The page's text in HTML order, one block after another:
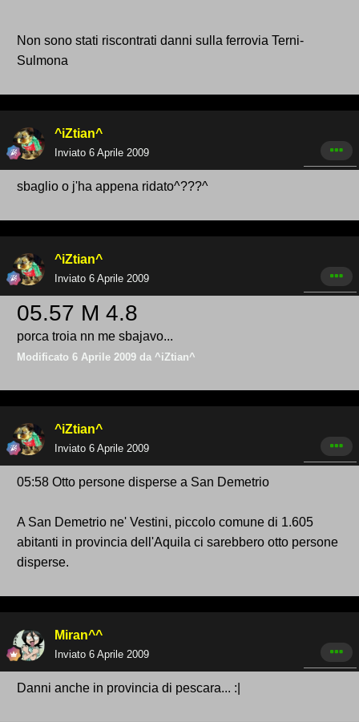
Non sono stati riscontrati danni sulla ferrovia Terni-
Sulmona
^iZtian^
Inviato 6 Aprile 2009
sbaglio o j'ha appena ridato^???^
^iZtian^
Inviato 6 Aprile 2009
05.57 M 4.8
porca troia nn me sbajavo...
Modificato 6 Aprile 2009 da ^iZtian^
^iZtian^
Inviato 6 Aprile 2009
05:58 Otto persone disperse a San Demetrio
A San Demetrio ne' Vestini, piccolo comune di 1.605
abitanti in provincia dell'Aquila ci sarebbero otto persone
disperse.
Miran^^
Inviato 6 Aprile 2009
Danni anche in provincia di pescara... :|